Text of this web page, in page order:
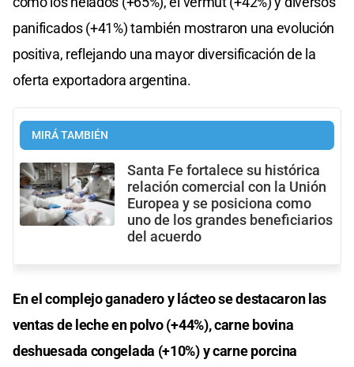
panificados (+41%) también mostraron una evolución
positiva, reflejando una mayor diversificación de la
oferta exportadora argentina.
MIRÁ TAMBIÉN
Santa Fe fortalece su histórica
relación comercial con la Unión
Europea y se posiciona como
uno de los grandes beneficiarios
del acuerdo
En el complejo ganadero y lácteo se destacaron las
ventas de leche en polvo (+44%), carne bovina
deshuesada congelada (+10%) y carne porcina